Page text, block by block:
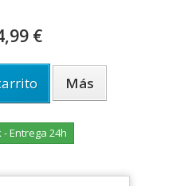
€
Más
- Entrega 24h